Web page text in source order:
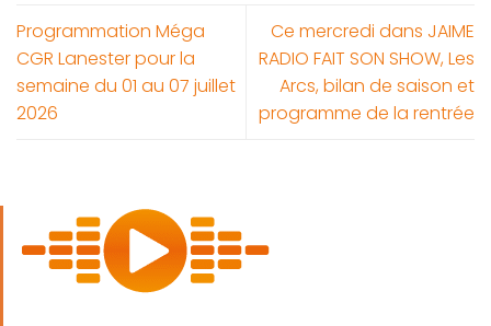
Programmation Méga
CGR Lanester pour la
semaine du 01 au 07 juillet
2026
Ce mercredi dans JAIME
RADIO FAIT SON SHOW, Les
Arcs, bilan de saison et
programme de la rentrée